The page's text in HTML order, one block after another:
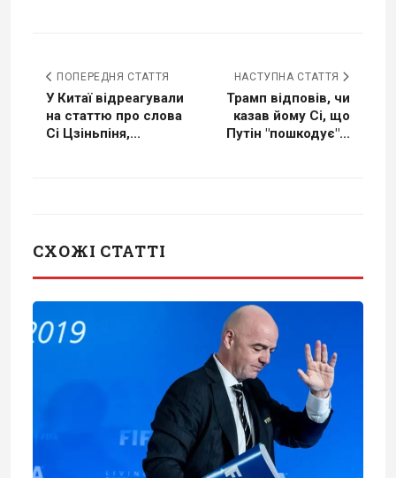
ПОПЕРЕДНЯ СТАТТЯ
У Китаї відреагували
на статтю про слова
Сі Цзіньпіня,...
НАСТУПНА СТАТТЯ
Трамп відповів, чи
казав йому Сі, що
Путін "пошкодує"...
СХОЖІ СТАТТІ